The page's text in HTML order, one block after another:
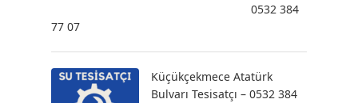
0532 384
77 07
Küçükçekmece Atatürk
Bulvarı Tesisatçı – 0532 384